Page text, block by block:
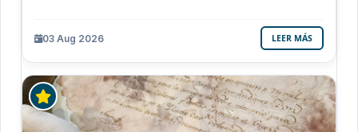
03 Aug 2026 LEER MÁS